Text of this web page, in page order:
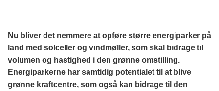
Nu bliver det nemmere at opføre større energiparker på
land med solceller og vindmøller, som skal bidrage til
volumen og hastighed i den grønne omstilling.
Energiparkerne har samtidig potentialet til at blive
grønne kraftcentre, som også kan bidrage til den